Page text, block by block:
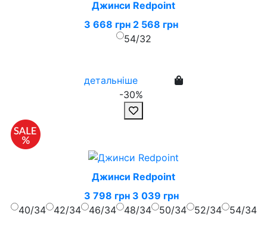
Джинси Redpoint
3 668 грн 2 568 грн
54/32
детальніше
-30%
Джинси Redpoint
3 798 грн 3 039 грн
40/34
42/34 46/34 48/34 50/34 52/34 54/34